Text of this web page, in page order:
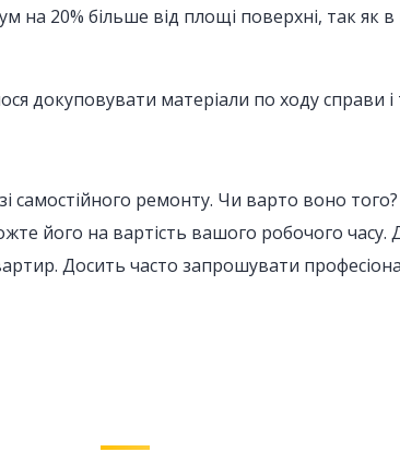
на 20% більше від площі поверхні, так як
докуповувати матеріали по ходу справи
ремонту. Чи варто воно
його на вартість вашого робочого
Досить часто запрошувати